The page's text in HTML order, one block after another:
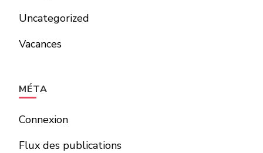
Uncategorized
Vacances
MÉTA
Connexion
Flux des publications